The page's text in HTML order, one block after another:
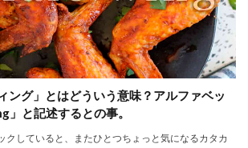
ング」とはどういう意味？アルファベッ
と記述するとの事。
クしていると、またひとつちょっと気になるカタカ